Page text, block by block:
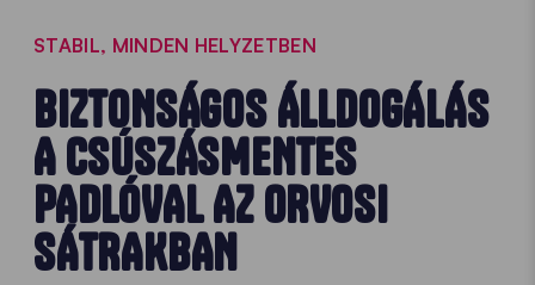
STABIL, MINDEN HELYZETBEN
BIZTONSÁGOS ÁLLDOGÁLÁS
A CSÚSZÁSMENTES
PADLÓVAL AZ ORVOSI
SÁTRAKBAN